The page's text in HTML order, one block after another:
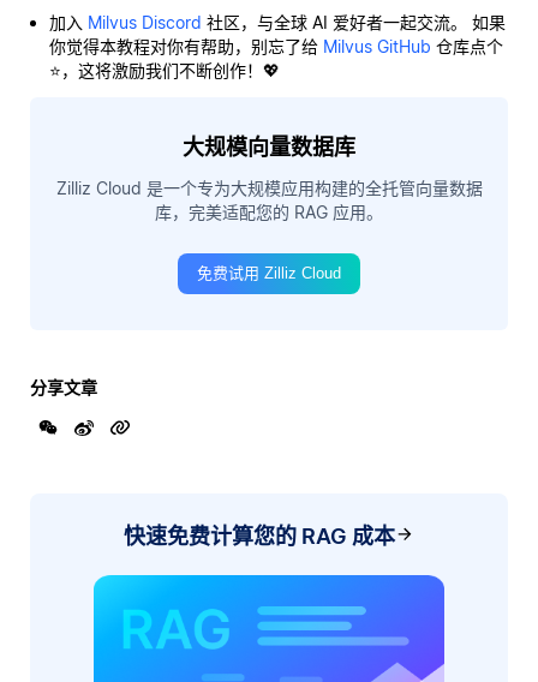
加入 Milvus Discord 社区，与全球 AI 爱好者一起交流。 如果
你觉得本教程对你有帮助，别忘了给 Milvus GitHub 仓库点个
⭐，这将激励我们不断创作！💖
大规模向量数据库
Zilliz Cloud 是一个专为大规模应用构建的全托管向量数据
库，完美适配您的 RAG 应用。
免费试用 Zilliz Cloud
分享文章
快速免费计算您的 RAG 成本